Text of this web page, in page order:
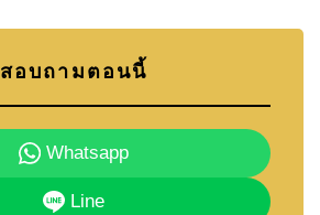
สอบถามตอนนี้
Whatsapp
Line